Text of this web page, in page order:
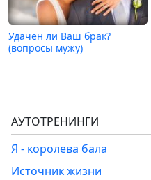
Удачен ли Ваш брак?
(вопросы мужу)
АУТОТРЕНИНГИ
Я - королева бала
Источник жизни